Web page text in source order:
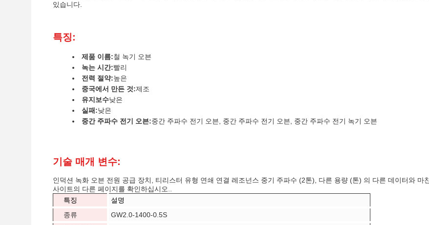
있습니다.
특징:
제품 이름:철 녹기 오븐
녹는 시간:빨리
전력 절약:높은
중국에서 만든 것:제조
유지보수낮은
실패:낮은
중간 주파수 전기 오븐:중간 주파수 전기 오븐, 중간 주파수 전기 오븐, 중간 주파수 전기 녹기 오븐
기술 매개 변수:
인덕션 녹화 오븐 전원 공급 장치, 티리스터 유형 연쇄 연결 레조넌스 중기 주파수 (2톤), 다른 용량 (톤) 의 다른 데이터와 마
사이트의 다른 페이지를 확인하십시오..
특징
설명
종류
GW2.0-1400-0.5S